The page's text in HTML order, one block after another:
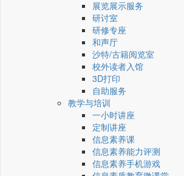
展览展示服务
研讨室
研修专座
和声厅
沙特/古籍阅览室
校外读者入馆
3D打印
自助服务
教学与培训
一小时讲座
定制讲座
信息素养课
信息素养能力评测
信息素养手机游戏